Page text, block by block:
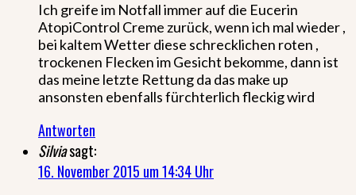
Ich greife im Notfall immer auf die Eucerin
AtopiControl Creme zurück, wenn ich mal wieder ,
bei kaltem Wetter diese schrecklichen roten ,
trockenen Flecken im Gesicht bekomme, dann ist
das meine letzte Rettung da das make up
ansonsten ebenfalls fürchterlich fleckig wird
Antworten
Silviasagt:
16. November 2015 um 14:34 Uhr